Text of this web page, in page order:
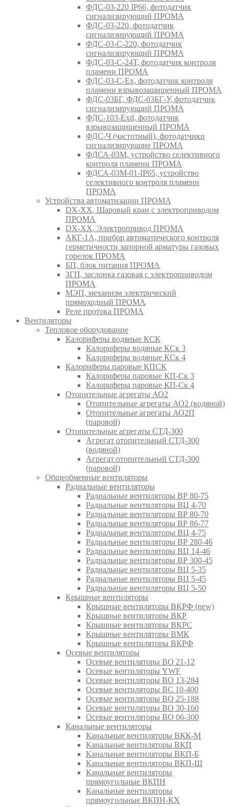
ФДС-03-220 IP66, фотодатчик
сигнализирующий ПРОМА
ФДС-03-220, фотодатчик
сигнализирующий ПРОМА
ФДС-03-С-220, фотодатчик
сигнализирующий ПРОМА
ФДС-03-С-24Т, фотодатчик контроля
пламени ПРОМА
ФДС-03-С-Ex, фотодатчик контроля
пламени взрывозащищенный ПРОМА
ФДС-03БГ, ФДС-03БГ-У, фотодатчик
сигнализирующий ПРОМА
ФДС-103-Ехd, фотодатчик
взрывозащищенный ПРОМА
ФДС-Ч (частотный), фотодатчики
сигнализирующие ПРОМА
ФДСА-03М, устройство селективного
контроля пламени ПРОМА
ФДСА-03М-01-IP65, устройство
селективного контроля пламени
ПРОМА
Устройства автоматизации ПРОМА
DX-XX, Шаровый кран c электроприводом
ПРОМА
DX-XX, Электропривод ПРОМА
АКГ-1А, прибор автоматического контроля
герметичности запорной арматуры газовых
горелок ПРОМА
БП, блок питания ПРОМА
ЗГП, заслонка газовая с электроприводом
ПРОМА
МЭП, механизм электрический
прямоходный ПРОМА
Реле протока ПРОМА
Вентиляторы
Тепловое оборудование
Калориферы водяные КСК
Калориферы водяные КСк 3
Калориферы водяные КСк 4
Калориферы паровые КПСК
Калориферы паровые КП-Ск 3
Калориферы паровые КП-Ск 4
Отопительные агрегаты АО2
Отопительные агрегаты АО2 (водяной)
Отопительные агрегаты АО2П
(паровой)
Отопительные агрегаты СТД-300
Агрегат отопительный СТД-300
(водяной)
Агрегат отопительный СТД-300
(паровой)
Общеобменные вентиляторы
Радиальные вентиляторы
Радиальные вентиляторы ВР 80-75
Радиальные вентиляторы ВЦ 4-70
Радиальные вентиляторы ВР 80-70
Радиальные вентиляторы ВР 86-77
Радиальные вентиляторы ВЦ 4-75
Радиальные вентиляторы ВР 280-46
Радиальные вентиляторы ВЦ 14-46
Радиальные вентиляторы ВР 300-45
Радиальные вентиляторы ВЦ 5-35
Радиальные вентиляторы ВЦ 5-45
Радиальные вентиляторы ВЦ 5-50
Крышные вентиляторы
Крышные вентиляторы ВКРФ (new)
Крышные вентиляторы ВКР
Крышные вентиляторы ВКРС
Крышные вентиляторы ВМК
Крышные вентиляторы ВКРФ
Осевые вентиляторы
Осевые вентиляторы ВО 21-12
Осевые вентиляторы YWF
Осевые вентиляторы ВО 13-284
Осевые вентиляторы ВС 10-400
Осевые вентиляторы ВО 25-188
Осевые вентиляторы ВО 30-160
Осевые вентиляторы ВО 06-300
Канальные вентиляторы
Канальные вентиляторы ВКК-М
Канальные вентиляторы ВКП
Канальные вентиляторы ВКП-Б
Канальные вентиляторы ВКП-Ш
Канальные вентиляторы
прямоугольные ВКПН
Канальные вентиляторы
прямоугольные ВКПН-КХ